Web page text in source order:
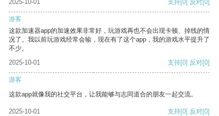
2025-10-01
支持[0] 反对[0]
游客
这款加速器app的加速效果非常好，玩游戏再也不会出现卡顿、掉线的情
况了。我以前玩游戏经常会输，现在有了这个app，我的游戏水平提升了
不少。
2025-10-01
支持[0] 反对[0]
游客
这款app就像我的社交平台，让我能够与志同道合的朋友一起交流。
2025-10-01 支持[0] 反对[0]